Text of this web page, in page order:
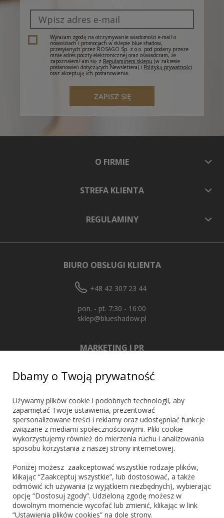
Wyrażam zgodę na otrzymywanie wiadomości e-mail o
nowościach i promocjach w sklepie blue shadow,
przesyłanych przez ROSAGO Sp. z o.o. pod podany przeze
mnie adres poczty elektronicznej oraz oświadczam, że
zapoznałem/-am się z Regulaminem sklepu (w zakresie
postanowień dotyczących Newslettera) i Polityką prywatności
oraz akceptuję ich postanowienia.
ZAPISZ SIĘ
O FIRMIE
STREFA KLIENTA
REGULAMINY
BIURO OBSŁUGI KLIENTA
+48 42 307 23 44
pon. - pt. 7:30 - 16:00
sklep@blueshadow.pl
MARKETING I PR
+48 603 721 635
ZNAJDŹ NAS
PŁATNOŚCI
Blik PayPo Visa
Dbamy o Twoją prywatność
Używamy plików cookie i podobnych technologii, aby
zapamiętać Twoje ustawienia, prezentować
spersonalizowane treści i reklamy oraz udostępniać funkcje
związane z mediami społecznościowymi. Pliki cookie
wykorzystujemy również do mierzenia ruchu i analizowania
sposobu korzystania z naszej strony internetowej.
Poniżej możesz zaakceptować wszystkie rodzaje plików,
klikając “Zaakceptuj wszystkie”, lub dostosować, a także
odmówić ich używania (z wyjątkiem niezbędnych), wybierając
opcję “Dostosuj zgody”. Udzieloną zgodę możesz w
dowolnym momencie wycofać lub zmienić, klikając w link
“Ustawienia plików cookies” na dole strony.